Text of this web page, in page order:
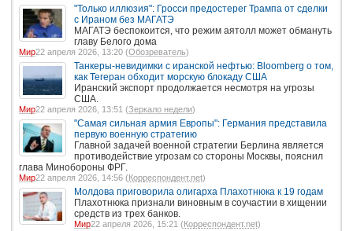
"Только иллюзия": Гросси предостерег Трампа от сделки
с Ираном без МАГАТЭ
МАГАТЭ беспокоится, что режим аятолл может обмануть
главу Белого дома
Мир22 апреля 2026, 13:20 (Обозреватель)
Танкеры-невидимки с иранской нефтью: Bloomberg о том,
как Тегеран обходит морскую блокаду США
Иранский экспорт продолжается несмотря на угрозы
США.
Мир22 апреля 2026, 13:51 (Зеркало недели)
"Самая сильная армия Европы": Германия представила
первую военную стратегию
Главной задачей военной стратегии Берлина является
противодействие угрозам со стороны Москвы, пояснил
глава Минобороны ФРГ.
Мир22 апреля 2026, 14:56 (Корреспондент.net)
Молдова приговорила олигарха Плахотнюка к 19 годам
Плахотнюка признали виновным в соучастии в хищении
средств из трех банков.
Мир22 апреля 2026, 15:21 (Корреспондент.net)